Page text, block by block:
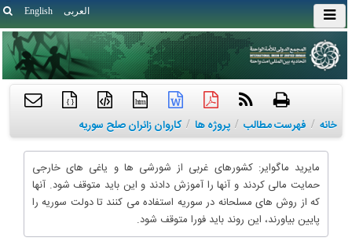
English العربی
htm
{ }
خانه / فهرست مطالب / پروژه ها / کاروان زائران صلح سوریه
مایرید ماگوایر: کشورهای غربی از شورشی ها و یاغی های خارجی
حمایت مالی کردند و آنها را آموزش دادند و این باید متوقف شود. آنها
که از روش های مسلحانه در سوریه استفاده می کنند تا دولت سوریه را
پایین بیاورند، این روند باید فورا متوقف شود.